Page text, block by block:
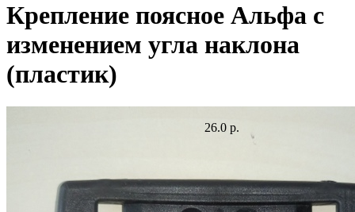
Крепление поясное Альфа с
изменением угла наклона
(пластик)
26.0 р.